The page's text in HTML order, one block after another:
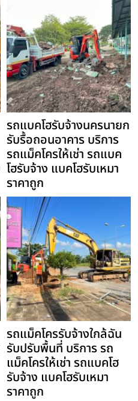
รถแบคโฮรับจ้างนครนายก
รับรื้อถอนอาคาร บริการ
รถแม็คโครให้เช่า รถแบค
โฮรับจ้าง แบคโฮรับเหมา
ราคาถูก
รถแม็คโครรับจ้างใกล้ฉัน
รับปรับพื้นที่ บริการ รถ
แม็คโครให้เช่า รถแบคโฮ
รับจ้าง แบคโฮรับเหมา
ราคาถูก